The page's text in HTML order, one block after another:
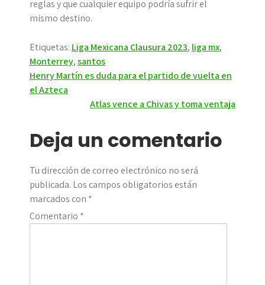
reglas y que cualquier equipo podría sufrir el
mismo destino.
Etiquetas: Liga Mexicana Clausura 2023, liga mx,
Monterrey,santos
Navegación
de
Henry Martín es duda para el partido de vuelta en
el Azteca
Atlas vence a Chivas y toma ventaja
Deja un comentario
Tu dirección de correo electrónico no será
publicada. Los campos obligatorios están
marcados con *
Comentario *